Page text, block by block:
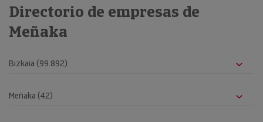
Directorio de empresas de
Meñaka